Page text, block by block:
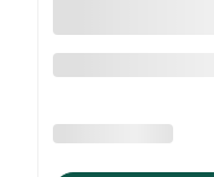
szt.)
PRODUCENT